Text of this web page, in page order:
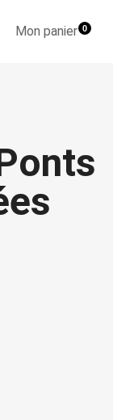
Mon panier0